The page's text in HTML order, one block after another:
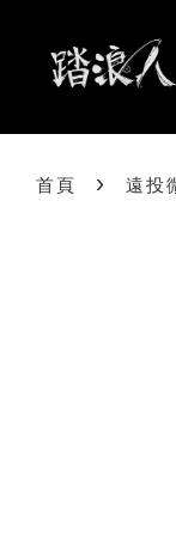
首頁 › 遠投